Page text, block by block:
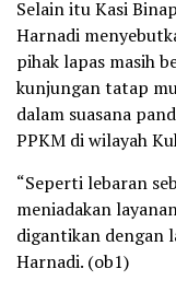
Selain itu Kasi
Harnadi
pihak lapas masih
kunjungan tatap
dalam suasana
PPKM di wilayah
“Seperti lebaran
meniadakan
digantikan dengan
Harnadi. (ob1)